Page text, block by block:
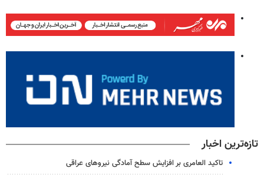
تازه‌ترین اخبار
تاکید العامری بر افزایش سطح آمادگی نیروهای عراقی